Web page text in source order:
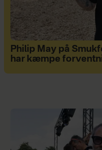
Philip May på
har kæmpe